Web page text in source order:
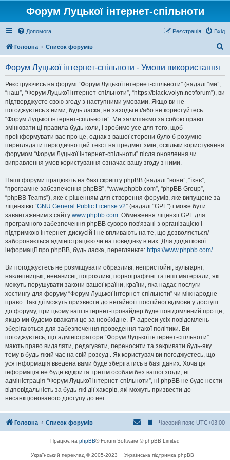
Форум Луцької інтернет-спільноти
Допомога Вхід
Реєстрація
Головна Список форумів
Форум Луцької інтернет-спільноти - Умови використання
Реєструючись на форумі “Форум Луцької інтернет-спільноти” (надалі “ми”,
“наш”, “Форум Луцької інтернет-спільноти”, “https://black.volyn.net/forum”), ви
підтверджуєте свою згоду з наступними умовами. Якщо ви не
погоджуєтесь з ними, будь ласка, не заходьте і/або не користуйтесь
“Форум Луцької інтернет-спільноти”. Ми залишаємо за собою право
змінювати ці правила будь-коли, і зробимо усе для того, щоб
проінформувати вас про це, однак з вашої сторони було б розумно
переглядати періодично цей текст на предмет змін, оскільки користування
форумом “Форум Луцької інтернет-спільноти” після оновлення чи
виправлення умов користування означає вашу згоду з ними.
Наші форуми працюють на базі скрипту phpBB (надалі “вони”, “їхнє”,
“програмне забезпечення phpBB”, “www.phpbb.com”, “phpBB Group”,
“phpBB Teams”), яке є рішенням для створення форумів, яке випущене за
ліцензією “GNU General Public License v2” (надалі “GPL”) і може бути
завантаженим з сайту www.phpbb.com. Обмеження ліцензії GPL для
програмного забезпечення phpBB суворо пов'язані з організацією і
підтримкою інтернет-дискусій і не впливають на те, що дозволяється/
забороняється адміністрацією чи на поведінку в них. Для додаткової
інформації про phpBB, будь ласка, перегляньте: https://www.phpbb.com/.
Ви погоджуєтесь не розміщувати образливі, непристойні, вульгарні,
наклепницькі, ненависні, погрозливі, порнографічні та інші матеріали, які
можуть порушувати закони вашої країни, країни, яка надає послуги
хостингу для форуму “Форум Луцької інтернет-спільноти” чи міжнародне
право. Такі дії можуть призвести до негайної і постійної відмови у доступі
до форуму, при цьому ваш інтернет-провайдер буде повідомлений про це,
якщо ми будемо вважати це за необхідне. IP-адреси усіх повідомлень
зберігаються для забезпечення проведення такої політики. Ви
погоджуєтесь, що адміністратори “Форум Луцької інтернет-спільноти”
мають право видаляти, редагувати, переносити та закривати будь-яку
тему в будь-який час на свій розсуд . Як користувач ви погоджуєтесь, що
уся інформація введена вами буде зберігатись в базі даних. Хоча ця
інформація не буде відкрита третім особам без вашої згоди, ні
адміністрація “Форум Луцької інтернет-спільноти”, ні phpBB не буде нести
відповідальність за будь-які дії хакерів, які можуть призвести до
несанкціонованого доступу до неї.
Головна Список форумів Часовий пояс UTC+03:00
Працює на phpBB® Forum Software © phpBB Limited
Український переклад © 2005-2023 Українська підтримка phpBB